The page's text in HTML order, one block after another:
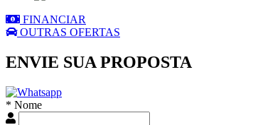
FINANCIAR
OUTRAS OFERTAS
ENVIE SUA PROPOSTA
* Nome